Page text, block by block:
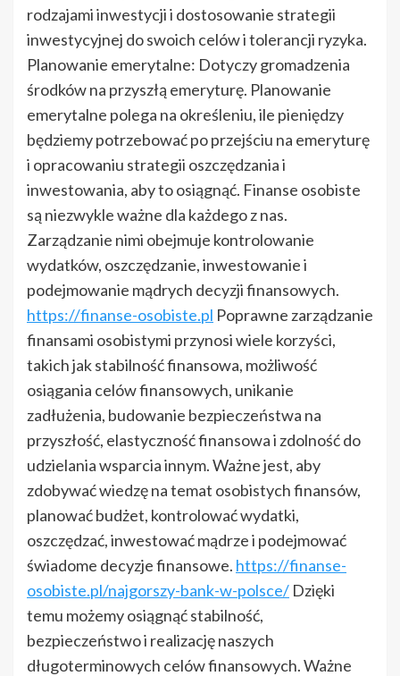
rodzajami inwestycji i dostosowanie strategii
inwestycyjnej do swoich celów i tolerancji ryzyka.
Planowanie emerytalne: Dotyczy gromadzenia
środków na przyszłą emeryturę. Planowanie
emerytalne polega na określeniu, ile pieniędzy
będziemy potrzebować po przejściu na emeryturę
i opracowaniu strategii oszczędzania i
inwestowania, aby to osiągnąć. Finanse osobiste
są niezwykle ważne dla każdego z nas.
Zarządzanie nimi obejmuje kontrolowanie
wydatków, oszczędzanie, inwestowanie i
podejmowanie mądrych decyzji finansowych.
https://finanse-osobiste.pl Poprawne zarządzanie
finansami osobistymi przynosi wiele korzyści,
takich jak stabilność finansowa, możliwość
osiągania celów finansowych, unikanie
zadłużenia, budowanie bezpieczeństwa na
przyszłość, elastyczność finansowa i zdolność do
udzielania wsparcia innym. Ważne jest, aby
zdobywać wiedzę na temat osobistych finansów,
planować budżet, kontrolować wydatki,
oszczędzać, inwestować mądrze i podejmować
świadome decyzje finansowe. https://finanse-
osobiste.pl/najgorszy-bank-w-polsce/ Dzięki
temu możemy osiągnąć stabilność,
bezpieczeństwo i realizację naszych
długoterminowych celów finansowych. Ważne